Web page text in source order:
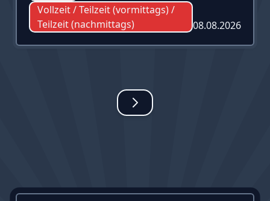
Vollzeit / Teilzeit (vormittags) /
Teilzeit (nachmittags)
08.08.2026